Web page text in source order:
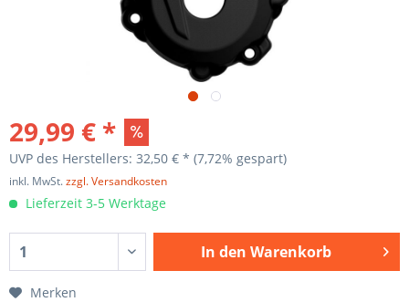
29,99 € *
UVP des Herstellers: 32,50 € * (7,72% gespart)
inkl. MwSt.zzgl. Versandkosten
Lieferzeit 3-5 Werktage
In den Warenkorb
Merken